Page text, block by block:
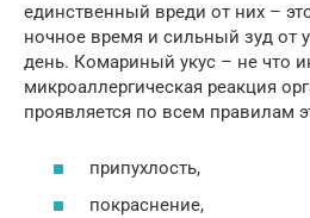
единственный вреди от них –
ночное время и сильный зуд от
день. Комариный укус – не что
микроаллергическая реакция
проявляется по всем правилам
припухлость,
покраснение,